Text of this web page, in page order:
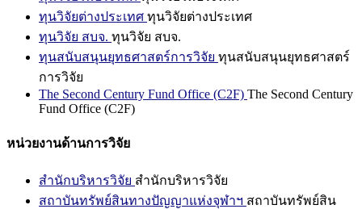
ทุนวิจัยต่างประเทศ ทุนวิจัยต่างประเทศ
ทุนวิจัย สบจ. ทุนวิจัย สบจ.
ทุนสนับสนุนยุทธศาสตร์การวิจัย ทุนสนับสนุนยุทธศาสตร์
การวิจัย
The Second Century Fund Office (C2F) The Second Century
Fund Office (C2F)
หน่วยงานด้านการวิจัย
สำนักบริหารวิจัย สำนักบริหารวิจัย
สถาบันทรัพย์สินทางปัญญาแห่งจุฬาฯ สถาบันทรัพย์สิน